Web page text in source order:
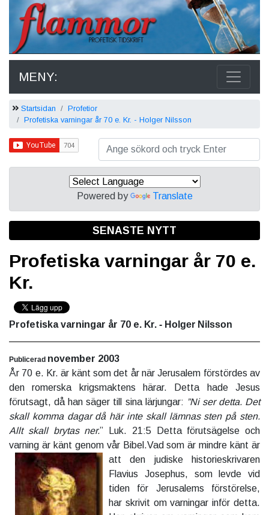
MENY:
Startsidan
Profetior
Profetiska varningar år 70 e. Kr. - Holger Nilsson
Powered by Translate
SENASTE NYTT
Profetiska varningar år 70 e.
Kr.
Profetiska varningar år 70 e. Kr. - Holger Nilsson
Publicerad november 2003
År 70 e. Kr. är känt som det år när Jerusalem förstördes av
den romerska krigsmaktens härar. Detta hade Jesus
förutsagt, då han säger till sina lärjungar: ”Ni ser detta. Det
skall komma dagar då här inte skall lämnas sten på sten.
Allt skall brytas ner.” Luk. 21:5 Detta förutsägelse och
varning är känt genom vår Bibel.Vad som är mindre känt är
att den judiske historieskrivaren
Flavius Josephus, som levde vid
tiden för Jerusalems förstörelse,
har skrivit om varningar inför detta.